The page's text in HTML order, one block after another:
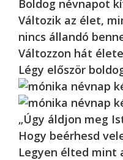
Boldog névnapot
Változik az élet,
nincs állandó
Változzon hát
Légy először
„Úgy áldjon meg
Hogy beérhesd
Legyen élted mint